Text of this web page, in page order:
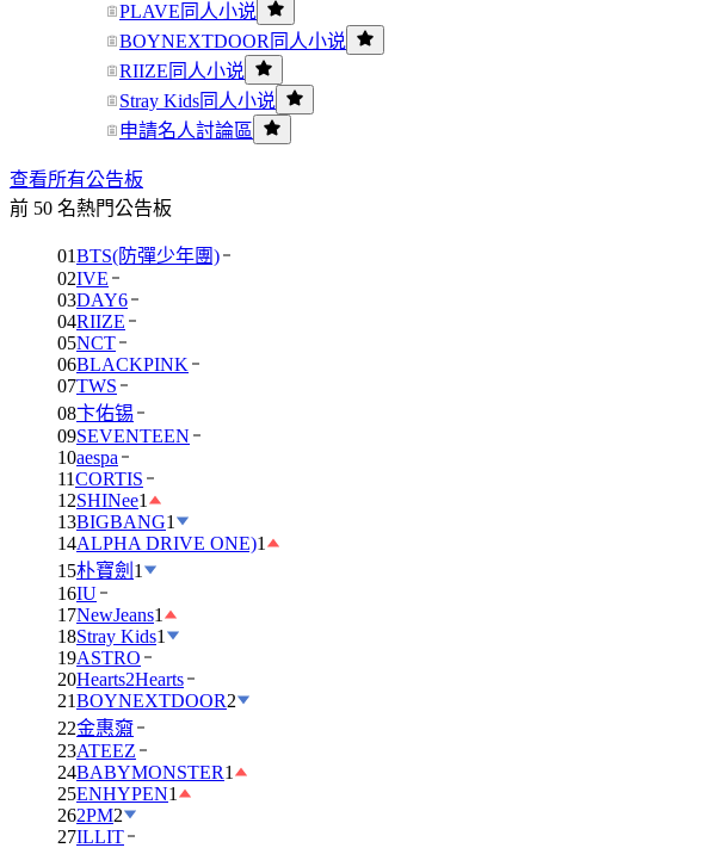
PLAVE同人小说
BOYNEXTDOOR同人小说
RIIZE同人小说
Stray Kids同人小说
申請名人討論區
查看所有公告板
前 50 名熱門公告板
01BTS(防彈少年團)
02IVE
03DAY6
04RIIZE
05NCT
06BLACKPINK
07TWS
08卞佑锡
09SEVENTEEN
10aespa
11CORTIS
12SHINee1
13BIGBANG1
14ALPHA DRIVE ONE)1
15朴寶劍 1
16IU
17NewJeans1
18Stray Kids1
19ASTRO
20Hearts2Hearts
21BOYNEXTDOOR2
22金惠奫
23ATEEZ
24BABYMONSTER1
25ENHYPEN1
262PM2
27ILLIT